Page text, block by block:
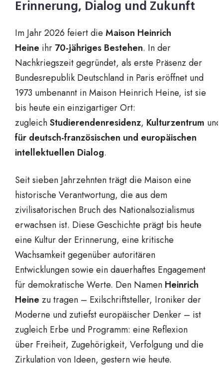
Erinnerung, Dialog und Zukunft
Im Jahr 2026 feiert die Maison Heinrich
Heine ihr 70-jähriges Bestehen. In der
Nachkriegszeit gegründet, als erste Präsenz der
Bundesrepublik Deutschland in Paris eröffnet und
1973 umbenannt in Maison Heinrich Heine, ist sie
bis heute ein einzigartiger Ort:
zugleichStudierendenresidenz, Kulturzentrum und
für deutsch-französischen und europäischen
intellektuellen Dialog.
Seit sieben Jahrzehnten trägt die Maison eine
historische Verantwortung, die aus dem
zivilisatorischen Bruch des Nationalsozialismus
erwachsen ist. Diese Geschichte prägt bis heute
eine Kultur der Erinnerung, eine kritische
Wachsamkeit gegenüber autoritären
Entwicklungen sowie ein dauerhaftes Engagement
für demokratische Werte. Den Namen Heinrich
Heine zu tragen – Exilschriftsteller, Ironiker der
Moderne und zutiefst europäischer Denker – ist
zugleich Erbe und Programm: eine Reflexion
über Freiheit, Zugehörigkeit, Verfolgung und die
Zirkulation von Ideen, gestern wie heute.